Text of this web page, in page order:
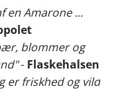
en Amarone ...
blommer og
- Flaskehalsen
er friskhed og vild